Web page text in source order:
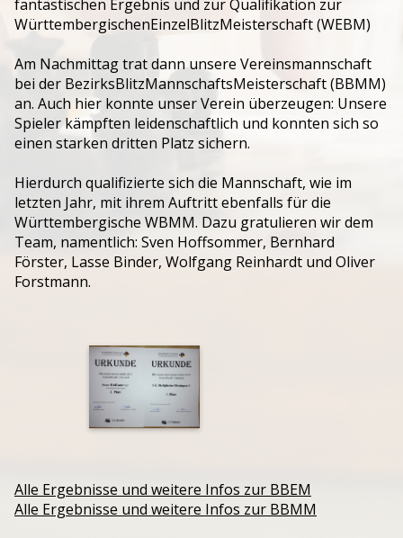
fantastischen Ergebnis und zur Qualifikation zur
WürttembergischenEinzelBlitzMeisterschaft (WEBM)
Am Nachmittag trat dann unsere Vereinsmannschaft
bei der BezirksBlitzMannschaftsMeisterschaft (BBMM)
an. Auch hier konnte unser Verein überzeugen: Unsere
Spieler kämpften leidenschaftlich und konnten sich so
einen starken dritten Platz sichern.
Hierdurch qualifizierte sich die Mannschaft, wie im
letzten Jahr, mit ihrem Auftritt ebenfalls für die
Württembergische WBMM. Dazu gratulieren wir dem
Team, namentlich: Sven Hoffsommer, Bernhard
Förster, Lasse Binder, Wolfgang Reinhardt und Oliver
Forstmann.
Alle Ergebnisse und weitere Infos zur BBEM
Alle Ergebnisse und weitere Infos zur BBMM